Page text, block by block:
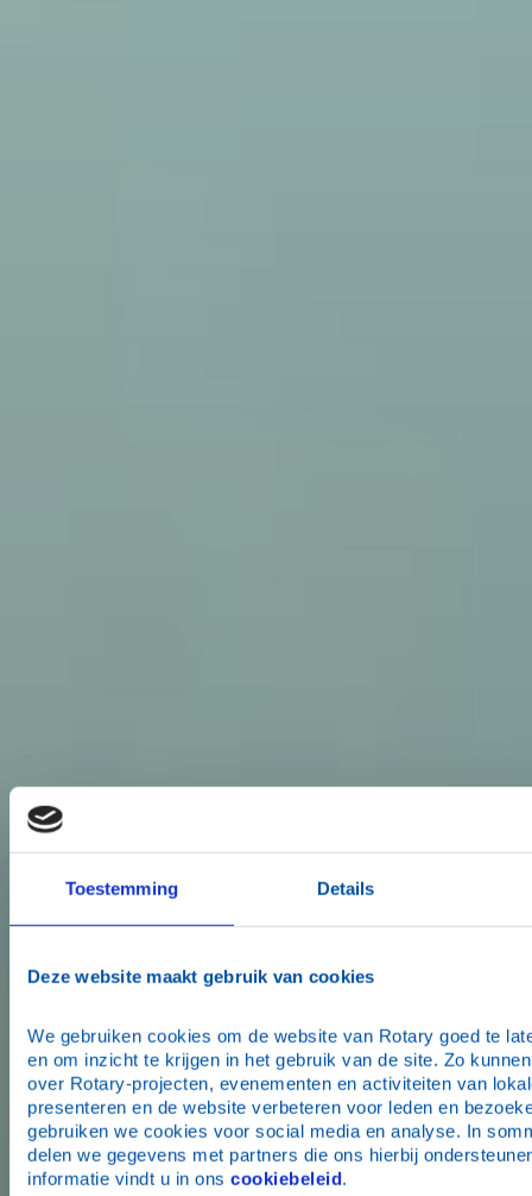
Toestemming Details
Deze website maakt gebruik van cookies
We gebruiken cookies om de website van Rotary goed te
en om inzicht te krijgen in het gebruik van de site. Zo
over Rotary-projecten, evenementen en activiteiten van
presenteren en de website verbeteren voor leden en
gebruiken we cookies voor social media en analyse. In
delen we gegevens met partners die ons hierbij
informatie vindt u in ons cookiebeleid.